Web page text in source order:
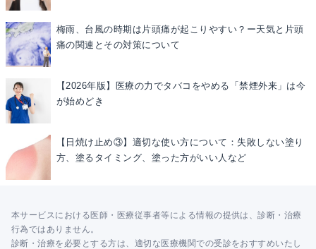
梅雨、台風の時期は片頭痛が起こりやすい？ー天気と片頭
痛の関連とその対策について
【2026年版】医療の力でタバコをやめる「禁煙外来」は今
が始めどき
【日焼け止め③】適切な使い方について：失敗しない塗り
方、塗るタイミング、塗った方がいい人など
本サービスにおける医師・医療従事者等による情報の提供は、診断・治療
行為ではありません。
診断・治療を必要とする方は、適切な医療機関での受診をおすすめいたし